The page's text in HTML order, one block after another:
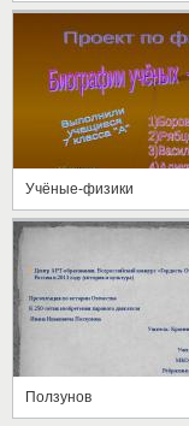
Учёные-физики
Ползунов